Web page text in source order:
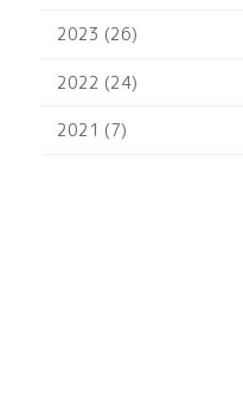
2023 (26)
2022 (24)
2021 (7)